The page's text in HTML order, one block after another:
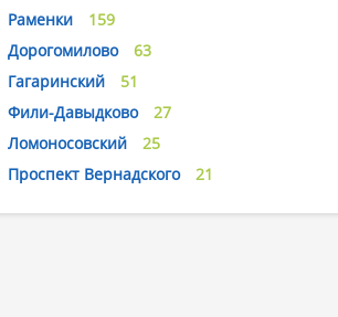
Раменки
159
Дорогомилово
63
Гагаринский
51
Фили-Давыдково
27
Ломоносовский
25
Проспект Вернадского
21